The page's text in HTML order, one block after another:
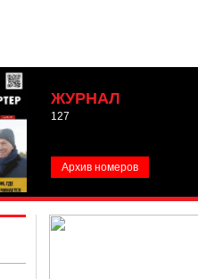
ЖУРНАЛ
127
Архив номеров